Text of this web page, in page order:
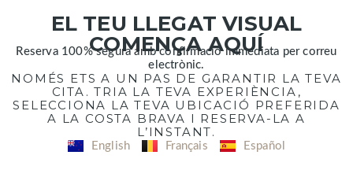
EL TEU LLEGAT VISUAL
COMENÇA AQUÍ
Reserva 100% segura amb confirmació immediata per correu
electrònic.
NOMÉS ETS A UN PAS DE GARANTIR LA TEVA
CITA. TRIA LA TEVA EXPERIÈNCIA,
SELECCIONA LA TEVA UBICACIÓ PREFERIDA
A LA COSTA BRAVA I RESERVA-LA A
L’INSTANT.
English Français Español